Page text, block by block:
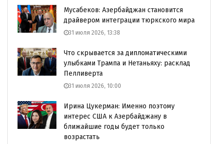
Мусабеков: Азербайджан становится
драйвером интеграции тюркского мира
31 июля 2026, 13:38
Что скрывается за дипломатическими
улыбками Трампа и Нетаньяху: расклад
Пелливерта
31 июля 2026, 10:00
Ирина Цукерман: Именно поэтому
интерес США к Азербайджану в
ближайшие годы будет только
возрастать